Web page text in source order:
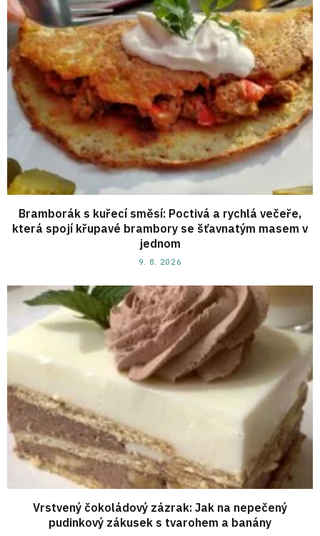
Bramborák s kuřecí směsí: Poctivá a rychlá večeře,
která spojí křupavé brambory se šťavnatým masem v
jednom
9. 8. 2026
Vrstvený čokoládový zázrak: Jak na nepečený
pudinkový zákusek s tvarohem a banány